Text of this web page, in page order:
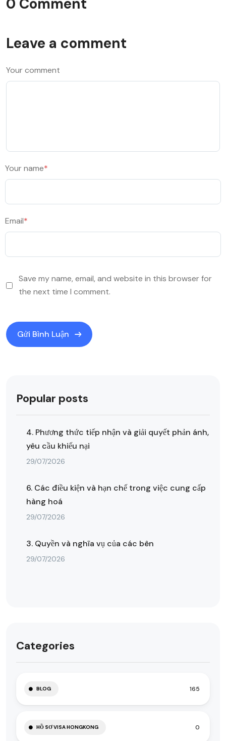
0 Comment
Leave a comment
Your comment
Your name*
Email*
Save my name, email, and website in this browser for
the next time I comment.
Popular posts
4. Phương thức tiếp nhận và giải quyết phản ánh,
yêu cầu khiếu nại
29/07/2026
6. Các điều kiện và hạn chế trong việc cung cấp
hàng hoá
29/07/2026
3. Quyền và nghĩa vụ của các bên
29/07/2026
Categories
BLOG 165
HỒ SƠ VISA HONGKONG 0